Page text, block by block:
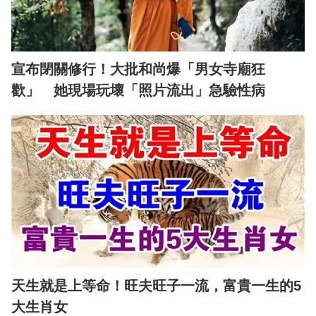
宣布閉關修行！大批和尚爆「男女寺廟狂
歡」 她現場玩壞「照片流出」急驗性病
天生就是上等命！旺夫旺子一流，富貴一生的5
大生肖女